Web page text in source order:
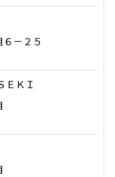
－２５
ＥＫＩ